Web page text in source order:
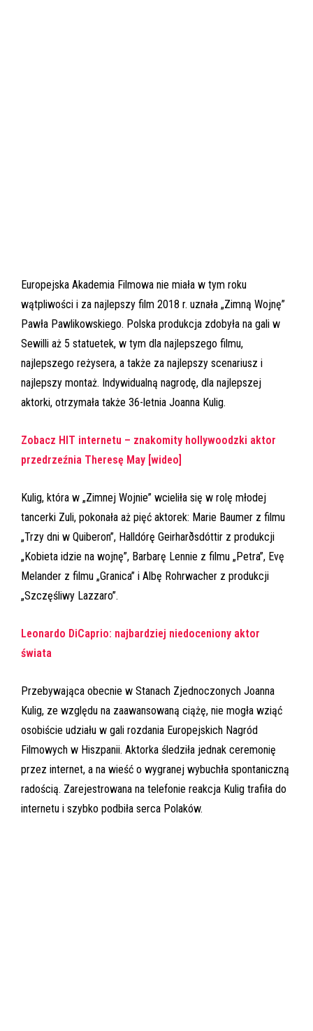
Europejska Akademia Filmowa nie miała w tym roku
wątpliwości i za najlepszy film 2018 r. uznała „Zimną Wojnę”
Pawła Pawlikowskiego. Polska produkcja zdobyła na gali w
Sewilli aż 5 statuetek, w tym dla najlepszego filmu,
najlepszego reżysera, a także za najlepszy scenariusz i
najlepszy montaż. Indywidualną nagrodę, dla najlepszej
aktorki, otrzymała także 36-letnia Joanna Kulig.
Zobacz HIT internetu – znakomity hollywoodzki aktor
przedrzeźnia Theresę May [wideo]
Kulig, która w „Zimnej Wojnie” wcieliła się w rolę młodej
tancerki Zuli, pokonała aż pięć aktorek: Marie Baumer z filmu
„Trzy dni w Quiberon”, Halldórę Geirharðsdóttir z produkcji
„Kobieta idzie na wojnę”, Barbarę Lennie z filmu „Petra”, Evę
Melander z filmu „Granica” i Albę Rohrwacher z produkcji
„Szczęśliwy Lazzaro”.
Leonardo DiCaprio: najbardziej niedoceniony aktor
świata
Przebywająca obecnie w Stanach Zjednoczonych Joanna
Kulig, ze względu na zaawansowaną ciążę, nie mogła wziąć
osobiście udziału w gali rozdania Europejskich Nagród
Filmowych w Hiszpanii. Aktorka śledziła jednak ceremonię
przez internet, a na wieść o wygranej wybuchła spontaniczną
radością. Zarejestrowana na telefonie reakcja Kulig trafiła do
internetu i szybko podbiła serca Polaków.